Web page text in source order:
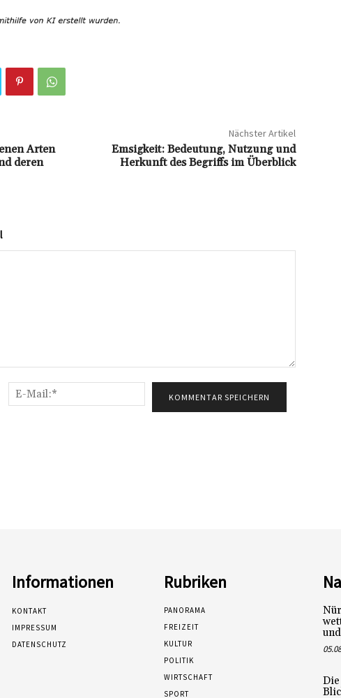
Arten
deren
Nächster Artikel
Emsigkeit: Bedeutung, Nutzung und
Herkunft des Begriffs im Überblick
Name:*
Mail:*
Informationen
KONTAKT
IMPRESSUM
DATENSCHUTZ
Rubriken
PANORAMA
FREIZEIT
KULTUR
POLITIK
WIRTSCHAFT
SPORT